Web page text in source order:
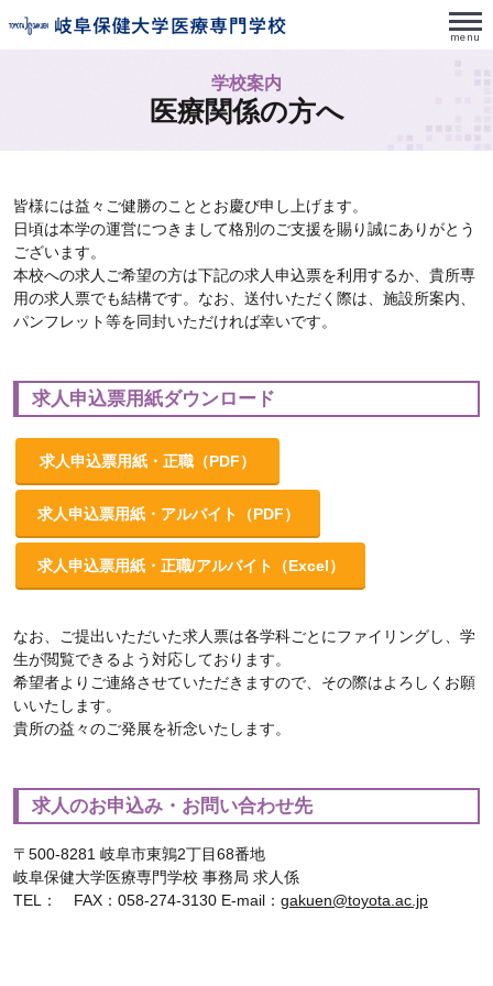
学校案内
医療関係の方へ
皆様には益々ご健勝のこととお慶び申し上げます。
日頃は本学の運営につきまして格別のご支援を賜り誠にありがとう
ございます。
本校への求人ご希望の方は下記の求人申込票を利用するか、貴所専
用の求人票でも結構です。なお、送付いただく際は、施設所案内、
パンフレット等を同封いただければ幸いです。
求人申込票用紙ダウンロード
求人申込票用紙・ 正職 （PDF）
求人申込票用紙・ アルバイト （PDF）
求人申込票用紙・ 正職/アルバイト （Excel）
なお、ご提出いただいた求人票は各学科ごとにファイリングし、学
生が閲覧できるよう対応しております。
希望者よりご連絡させていただきますので、その際はよろしくお願
いいたします。
貴所の益々のご発展を祈念いたします。
求人のお申込み・お問い合わせ先
〒500-8281 岐阜市東鶉2丁目68番地
岐阜保健大学医療専門学校 事務局 求人係
TEL： FAX：058-274-3130 E-mail： gakuen@toyota.ac.jp